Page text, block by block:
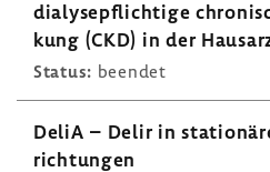
dialysepflichtige
kung (CKD) in der
Status: beendet
DeliA – Delir in
rich­tungen